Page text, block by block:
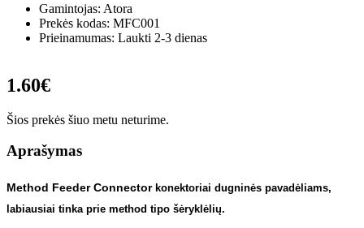
Gamintojas: Atora
Prekės kodas: MFC001
Prieinamumas: Laukti 2-3 dienas
1.60€
Šios prekės šiuo metu neturime.
Aprašymas
Method Feeder Connectorkonektoriai dugninės pavadėliams,
labiausiai tinka prie method tipo šėryklėlių.